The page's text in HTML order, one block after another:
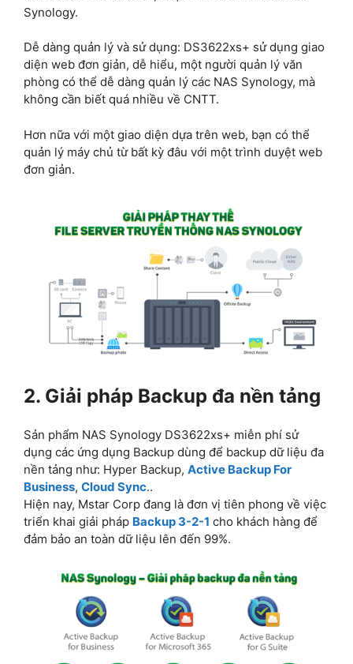
Synology.
Dễ dàng quản lý và sử dụng: DS3622xs+ sử dụng giao
diện web đơn giản, dễ hiểu, một người quản lý văn
phòng có thể dễ dàng quản lý các NAS Synology, mà
không cần biết quá nhiều về CNTT.
Hơn nữa với một giao diện dựa trên web, bạn có thể
quản lý máy chủ từ bất kỳ đâu với một trình duyệt web
đơn giản.
2. Giải pháp Backup đa nền tảng
Sản phẩm NAS Synology DS3622xs+ miễn phí sử
dụng các ứng dụng Backup dùng để backup dữ liệu đa
nền tảng như: Hyper Backup, Active Backup For
Business, Cloud Sync..
Hiện nay, Mstar Corp đang là đơn vị tiên phong về việc
triển khai giải pháp Backup 3-2-1 cho khách hàng để
đảm bảo an toàn dữ liệu lên đến 99%.